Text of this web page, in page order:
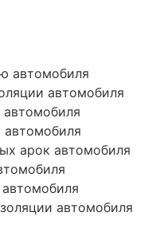
автомобиля
автомобиля
арок автомобиля
автомобиля